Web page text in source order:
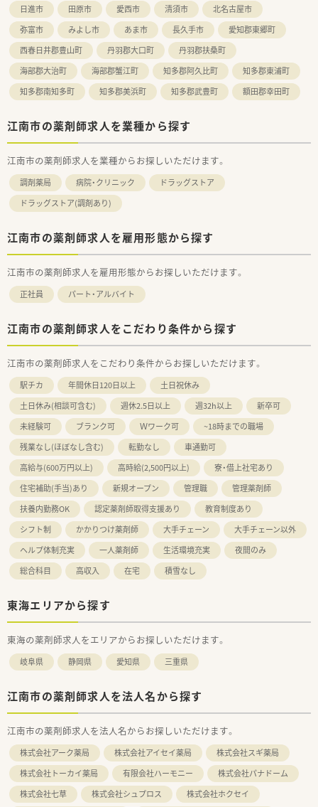
日進市 田原市 愛西市 清須市
北名古屋市
弥富市
みよし市 あま市 長久手市
愛知郡東郷町
西春日井郡豊山町
丹羽郡大口町
丹羽郡扶桑町
海部郡大治町
海部郡蟹江町 知多郡阿久比町
知多郡東浦町
知多郡南知多町
知多郡美浜町 知多郡武豊町 額田郡幸田町
江南市の薬剤師求人を業種から探す
江南市の薬剤師求人を業種からお探しいただけます。
調剤薬局 病院・クリニック
ドラッグストア
ドラッグストア(調剤あり)
江南市の薬剤師求人を雇用形態から探す
江南市の薬剤師求人を雇用形態からお探しいただけます。
正社員 パート・アルバイト
江南市の薬剤師求人をこだわり条件から探す
江南市の薬剤師求人をこだわり条件からお探しいただけます。
駅チカ 年間休日120日以上
土日祝休み
土日休み(相談可含む)
週休2.5日以上 週32h以上
新卒可
未経験可
ブランク可 Ｗワーク可
~18時までの職場
残業なし(ほぼなし含む)
転勤なし
車通勤可
高給与(600万円以上)
高時給(2,500円以上)
寮・借上社宅あり
住宅補助(手当)あり
新規オープン 管理職
管理薬剤師
扶養内勤務OK
認定薬剤師取得支援あり
教育制度あり
シフト制
かかりつけ薬剤師 大手チェーン
大手チェーン以外
ヘルプ体制充実
一人薬剤師 生活環境充実
夜間のみ
総合科目
高収入 在宅 積雪なし
東海エリアから探す
東海の薬剤師求人をエリアからお探しいただけます。
岐阜県 静岡県 愛知県 三重県
江南市の薬剤師求人を法人名から探す
江南市の薬剤師求人を法人名からお探しいただけます。
株式会社アーク薬局 株式会社アイセイ薬局
株式会社スギ薬局
株式会社トーカイ薬局
有限会社ハーモニー
株式会社パナドーム
株式会社七草
株式会社シュプロス
株式会社ホクセイ